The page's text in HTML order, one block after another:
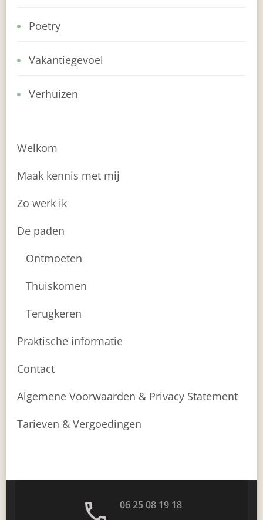
Poetry
Vakantiegevoel
Verhuizen
Welkom
Maak kennis met mij
Zo werk ik
De paden
Ontmoeten
Thuiskomen
Terugkeren
Praktische informatie
Contact
Algemene Voorwaarden & Privacy Statement
Tarieven & Vergoedingen
06 25 08 19 18